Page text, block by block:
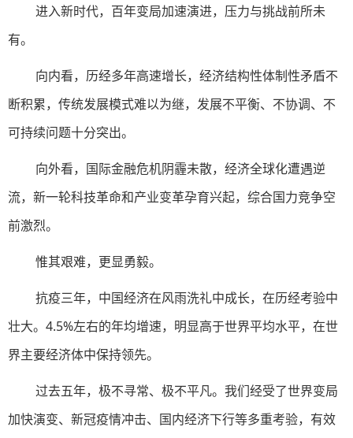
进入新时代，百年变局加速演进，压力与挑战前所未
有。
向内看，历经多年高速增长，经济结构性体制性矛盾不
断积累，传统发展模式难以为继，发展不平衡、不协调、不
可持续问题十分突出。
向外看，国际金融危机阴霾未散，经济全球化遭遇逆
流，新一轮科技革命和产业变革孕育兴起，综合国力竞争空
前激烈。
惟其艰难，更显勇毅。
抗疫三年，中国经济在风雨洗礼中成长，在历经考验中
壮大。4.5%左右的年均增速，明显高于世界平均水平，在世
界主要经济体中保持领先。
过去五年，极不寻常、极不平凡。我们经受了世界变局
加快演变、新冠疫情冲击、国内经济下行等多重考验，有效